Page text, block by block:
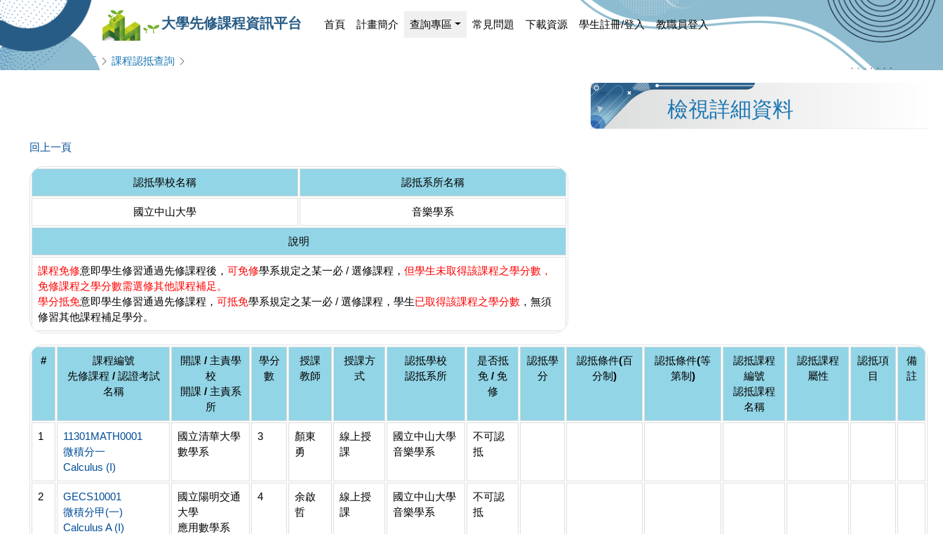
大學先修課程資訊平台 首頁 計畫簡介 查詢專區 常見問題 下載資源 學生註冊/登入 教職員登入
查詢專區 課程認抵查詢
檢視詳細資料
回上一頁
認抵學校名稱 認抵系所名稱
國立中山大學 音樂學系
說明
課程免修意即學生修習通過先修課程後， 可免修學系規定之某一必 / 選修課程， 但學生未取得該課程之學分數，
免修課程之學分數需選修其他課程補足。
學分抵免意即學生修習通過先修課程， 可抵免學系規定之某一必 / 選修課程，學生已取得該課程之學分數 ，無須
修習其他課程補足學分。
#
課程編號
先修課程 / 認證考試
名稱
開課 / 主責學
校
開課 / 主責系
所
學分
數
授課
教師
授課方
式
認抵學校
認抵系所
是否抵
免 / 免
修
認抵學
分
認抵條件(百
分制)
認抵條件(等
第制)
認抵課程
編號
認抵課程
名稱
認抵課程
屬性
認抵項
目
備
註
1
11301MATH0001
微積分一
Calculus (I)
國立清華大學
數學系
3
顏東
勇
線上授
課
國立中山大學
音樂學系
不可認
抵
2
GECS10001
微積分甲(一)
Calculus A (I)
國立陽明交通
大學
應用數學系
4
余啟
哲
線上授
課
國立中山大學
音樂學系
不可認
抵